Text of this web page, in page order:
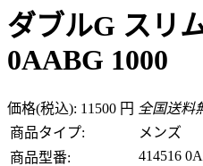
ダブルG スリ
0AABG 1000
価格(税込): 11500 円 全国送料
商品タイプ:
メンズ
商品型番:
414516